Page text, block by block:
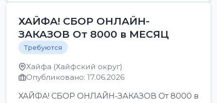
ХАЙФА! СБОР ОНЛАЙН-
ЗАКАЗОВ От 8000 в МЕСЯЦ
Требуются
Хайфа (Хайфский округ)
Опубликовано: 17.06.2026
ХАЙФА! СБОР ОНЛАЙН-ЗАКАЗОВ От 8000 в